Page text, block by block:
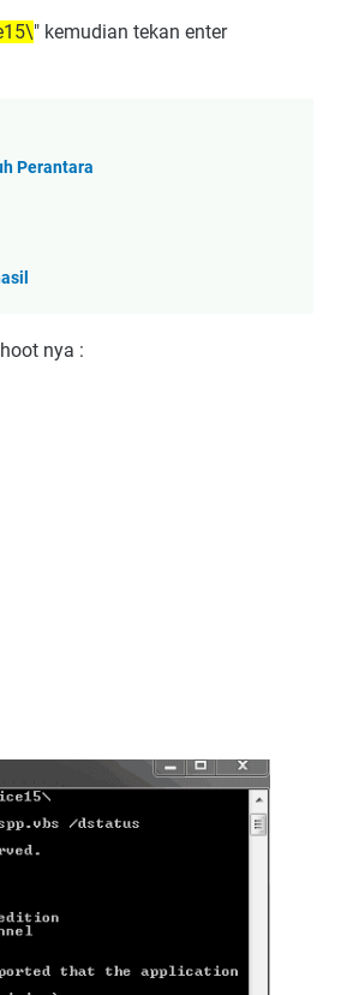
" kemudian tekan enter
Perantara
nya :